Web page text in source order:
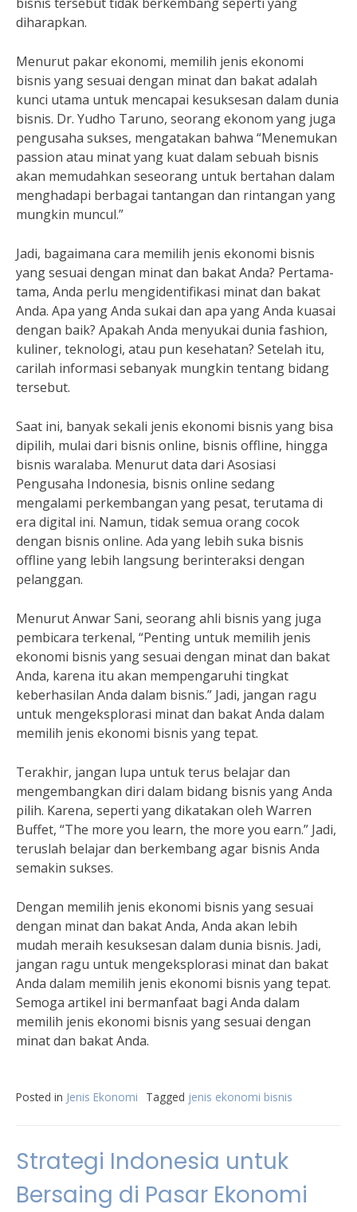
diharapkan.
Menurut pakar ekonomi, memilih jenis ekonomi
bisnis yang sesuai dengan minat dan bakat adalah
kunci utama untuk mencapai kesuksesan dalam dunia
bisnis. Dr. Yudho Taruno, seorang ekonom yang juga
pengusaha sukses, mengatakan bahwa “Menemukan
passion atau minat yang kuat dalam sebuah bisnis
akan memudahkan seseorang untuk bertahan dalam
menghadapi berbagai tantangan dan rintangan yang
mungkin muncul.”
Jadi, bagaimana cara memilih jenis ekonomi bisnis
yang sesuai dengan minat dan bakat Anda? Pertama-
tama, Anda perlu mengidentifikasi minat dan bakat
Anda. Apa yang Anda sukai dan apa yang Anda kuasai
dengan baik? Apakah Anda menyukai dunia fashion,
kuliner, teknologi, atau pun kesehatan? Setelah itu,
carilah informasi sebanyak mungkin tentang bidang
tersebut.
Saat ini, banyak sekali jenis ekonomi bisnis yang bisa
dipilih, mulai dari bisnis online, bisnis offline, hingga
bisnis waralaba. Menurut data dari Asosiasi
Pengusaha Indonesia, bisnis online sedang
mengalami perkembangan yang pesat, terutama di
era digital ini. Namun, tidak semua orang cocok
dengan bisnis online. Ada yang lebih suka bisnis
offline yang lebih langsung berinteraksi dengan
pelanggan.
Menurut Anwar Sani, seorang ahli bisnis yang juga
pembicara terkenal, “Penting untuk memilih jenis
ekonomi bisnis yang sesuai dengan minat dan bakat
Anda, karena itu akan mempengaruhi tingkat
keberhasilan Anda dalam bisnis.” Jadi, jangan ragu
untuk mengeksplorasi minat dan bakat Anda dalam
memilih jenis ekonomi bisnis yang tepat.
Terakhir, jangan lupa untuk terus belajar dan
mengembangkan diri dalam bidang bisnis yang Anda
pilih. Karena, seperti yang dikatakan oleh Warren
Buffet, “The more you learn, the more you earn.” Jadi,
teruslah belajar dan berkembang agar bisnis Anda
semakin sukses.
Dengan memilih jenis ekonomi bisnis yang sesuai
dengan minat dan bakat Anda, Anda akan lebih
mudah meraih kesuksesan dalam dunia bisnis. Jadi,
jangan ragu untuk mengeksplorasi minat dan bakat
Anda dalam memilih jenis ekonomi bisnis yang tepat.
Semoga artikel ini bermanfaat bagi Anda dalam
memilih jenis ekonomi bisnis yang sesuai dengan
minat dan bakat Anda.
Posted in Jenis Ekonomi Tagged jenis ekonomi bisnis
Strategi Indonesia untuk
Bersaing di Pasar Ekonomi